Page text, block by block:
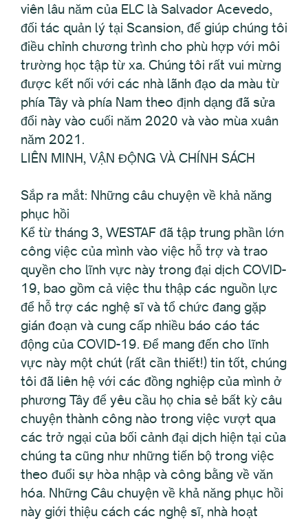
viên lâu năm của ELC là Salvador Acevedo,
đối tác quản lý tại Scansion, để giúp chúng tôi
điều chỉnh chương trình cho phù hợp với môi
trường học tập từ xa. Chúng tôi rất vui mừng
được kết nối với các nhà lãnh đạo da màu từ
phía Tây và phía Nam theo định dạng đã sửa
đổi này vào cuối năm 2020 và vào mùa xuân
năm 2021.
LIÊN MINH, VẬN ĐỘNG VÀ CHÍNH SÁCH
Sắp ra mắt: Những câu chuyện về khả năng
phục hồi
Kể từ tháng 3, WESTAF đã tập trung phần lớn
công việc của mình vào việc hỗ trợ và trao
quyền cho lĩnh vực này trong đại dịch COVID-
19, bao gồm cả việc thu thập các nguồn lực
để hỗ trợ các nghệ sĩ và tổ chức đang gặp
gián đoạn và cung cấp nhiều báo cáo tác
động của COVID-19. Để mang đến cho lĩnh
vực này một chút (rất cần thiết!) tin tốt, chúng
tôi đã liên hệ với các đồng nghiệp của mình ở
phương Tây để yêu cầu họ chia sẻ bất kỳ câu
chuyện thành công nào trong việc vượt qua
các trở ngại của bối cảnh đại dịch hiện tại của
chúng ta cũng như những tiến bộ trong việc
theo đuổi sự hòa nhập và công bằng về văn
hóa. Những Câu chuyện về khả năng phục hồi
này giới thiệu cách các nghệ sĩ, nhà hoạt